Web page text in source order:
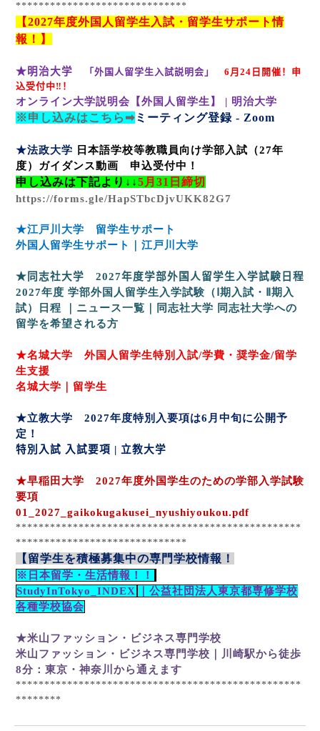
******************************
【2027年度外国人留学生入試・留学生サポート情
報！】
★明治大学 「外国人留学生入試説明会」 6 月 24 日開催！申
込受付中‼！
オンライン大学説明会【外国人留学生】 | 明治大学
※申し込みはこちら➡ミーティング登録 - Zoom
★法政大学 日本語学校等教職員向け学部入試（27年
度）ガイダンス動画 申込受付中！
申し込みは下記より↓↓5 月 31 日締切
https://forms.gle/HapSTbcDjvUKK82G7
★江戸川大学 留学生サポート
外国人留学生サポート｜江戸川大学
★同志社大学 2027年度学部外国人留学生入学試験日程
2027年度 学部外国人留学生入学試験（Ⅰ期入試・Ⅱ期入
試）日程
｜ニュース一覧｜同志社大学 同志社大学への
留学を希望される方
★名城大学 外国人留学生特別入試/学費・奨学金/留学
生支援
名城大学｜留学生
★立教大学 2027年度特別入要項は6 月中旬に公開予
定！
特別入試 入試要項 | 立教大学
★早稲田大学 2027年度外国学生のための学部入学試験
要項
01_2027_gaikokugakusei_nyushiyoukou.pdf
**************************************************
******************************
【留学生を積極募集中の専門学校情報！
※日本留学・生活情報！！
StudyInTokyo_INDEX
｜公益社団法人東京都専修学校
各種学校協会
★米山ファッション・ビジネス専門学校
米山ファッション・ビジネス専門学校｜川崎駅から徒歩
8分：東京・神奈川から通えます
**************************************************
********